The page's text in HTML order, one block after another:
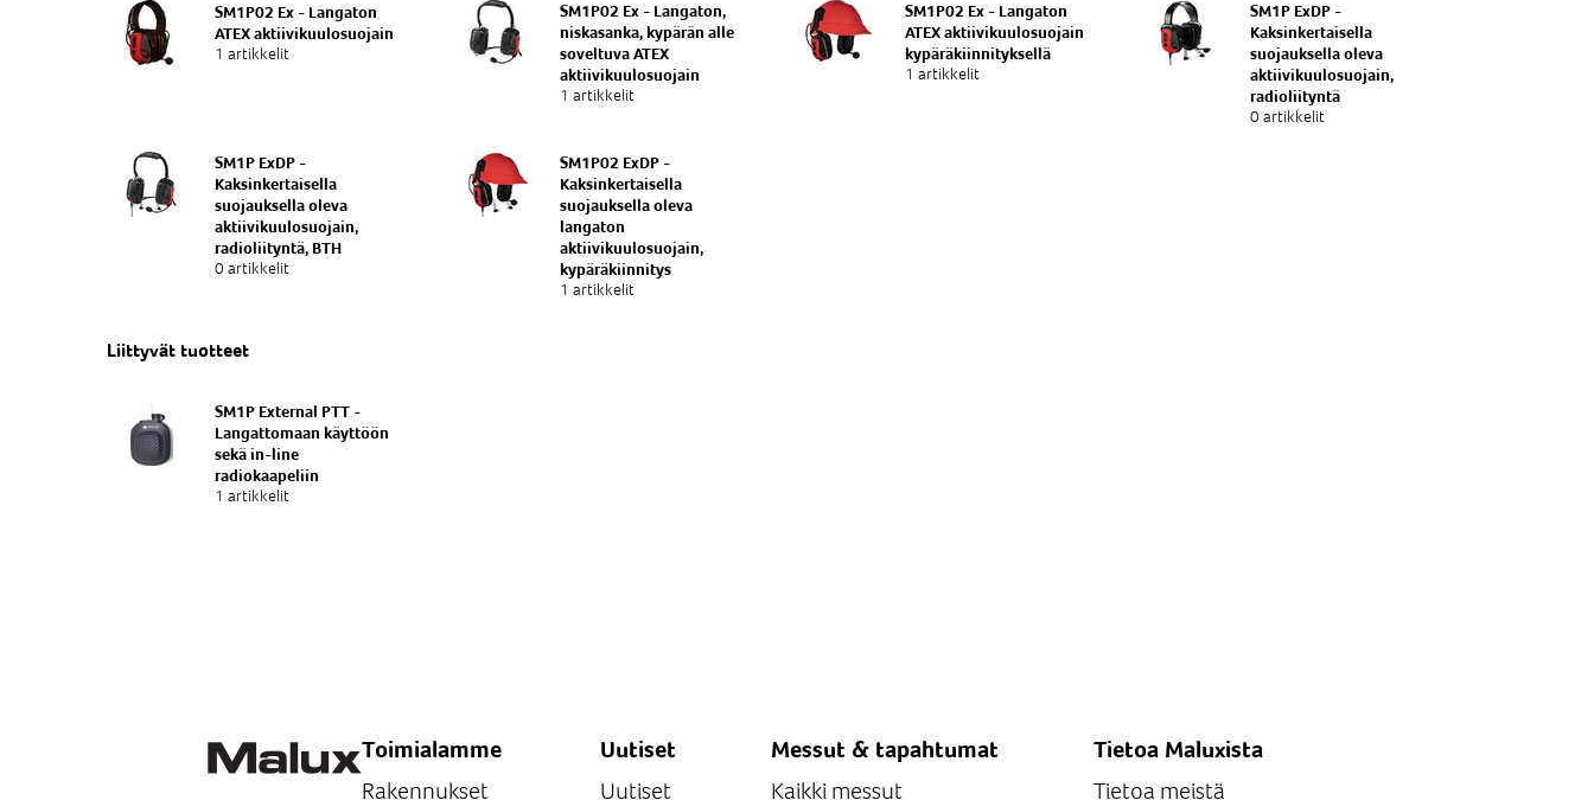
SM1P02 Ex - Langaton
ATEX aktiivikuulosuojain
1 artikkelit
SM1P02 Ex - Langaton,
niskasanka, kypärän alle
soveltuva ATEX
aktiivikuulosuojain
1 artikkelit
SM1P02 Ex - Langaton
ATEX aktiivikuulosuojain
kypäräkiinnityksellä
1 artikkelit
SM1P ExDP -
Kaksinkertaisella
suojauksella oleva
aktiivikuulosuojain,
radioliityntä
0 artikkelit
SM1P ExDP -
Kaksinkertaisella
suojauksella oleva
aktiivikuulosuojain,
radioliityntä, BTH
0 artikkelit
SM1P02 ExDP -
Kaksinkertaisella
suojauksella oleva
langaton
aktiivikuulosuojain,
kypäräkiinnitys
1 artikkelit
Liittyvät tuotteet
SM1P External PTT -
Langattomaan käyttöön
sekä in-line
radiokaapeliin
1 artikkelit
Toimialamme
Rakennukset
Uutiset
Uutiset
Messut & tapahtumat
Kaikki messut
Tietoa Maluxista
Tietoa meistä